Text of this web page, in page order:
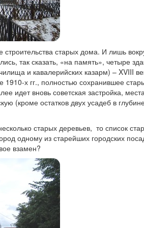
старых дома. И лишь
так сказать, «на память», четыре
и кавалерийских казарм) – XVIII
х гг., полностью сохранившее
идет вновь советская застройка,
(кроме остатков двух усадеб в
старых деревьев, то список
одному из старейших городских
взамен?